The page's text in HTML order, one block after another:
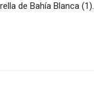
de Bahía Blanca (1).